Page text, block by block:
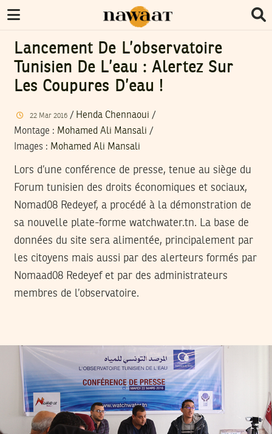
Lancement De L’observatoire
Tunisien De L’eau : Alertez Sur
Les Coupures D’eau !
22 Mar 2016/ Henda Chennaoui /
Montage : Mohamed Ali Mansali /
Images : Mohamed Ali Mansali
Lors d’une conférence de presse, tenue au siège du
Forum tunisien des droits économiques et sociaux,
Nomad08 Redeyef, a procédé à la démonstration de
sa nouvelle plate-forme watchwater.tn. La base de
données du site sera alimentée, principalement par
les citoyens mais aussi par des alerteurs formés par
Nomaad08 Redeyef et par des administrateurs
membres de l’observatoire.